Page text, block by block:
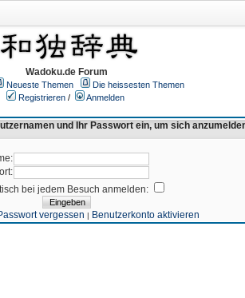
Wadoku.de Forum
Neueste Themen
Die heissesten Themen
Registrieren /
Anmelden
und Ihr Passwort ein, um sich
bei jedem Besuch anmelden:
vergessen | Benutzerkonto aktivieren